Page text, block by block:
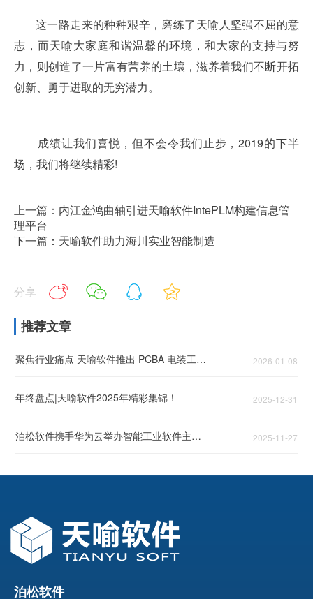
这一路走来的种种艰辛，磨练了天喻人坚强不屈的意
志，而天喻大家庭和谐温馨的环境，和大家的支持与努
力，则创造了一片富有营养的土壤，滋养着我们不断开拓
创新、勇于进取的无穷潜力。
成绩让我们喜悦，但不会令我们止步，2019的下半
场，我们将继续精彩!
上一篇：内江金鸿曲轴引进天喻软件IntePLM构建信息管
理平台
下一篇：天喻软件助力海川实业智能制造
分享
推荐文章
聚焦行业痛点 天喻软件推出 PCBA 电装工艺 AI 解决方案 2026-01-08
年终盘点|天喻软件2025年精彩集锦！ 2025-12-31
泊松软件携手华为云举办智能工业软件主题论坛，头部企业共话智能工业破局之道 2025-11-27
泊松软件